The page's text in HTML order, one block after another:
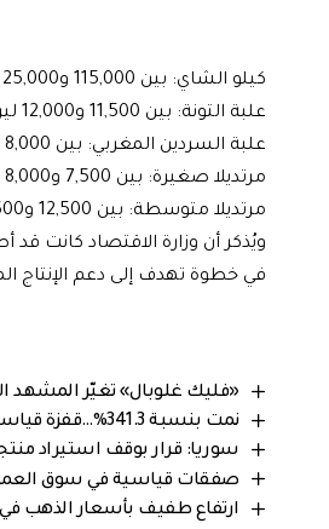
كيلو الشاي: بين 115,000 و125,000 ليرة
علبة التونة: بين 11,500 و12,000 ليرة
علبة السردين المغربي: بين 8,000 و9,000 ليرة
مرتديلا صغيرة: بين 7,500 و8,000 ليرة
مرتديلا متوسطة: بين 12,500 و13,500 ليرة
في خطوة تهدف إلى دعم الإنتاج
«فليك غلوبال» تغيّر المشهد
نمت بنسبة 341.3%…قفزة قياسية في الصادرات الأردنية إلى سوريا خلال 2025
سوريا: قرار بوقف استيراد منتجات زراعية في
صفقات قياسية في سوق العملات الرقمية 2025
ارتفاع طفيف بأسعار الذهب في سوريا…